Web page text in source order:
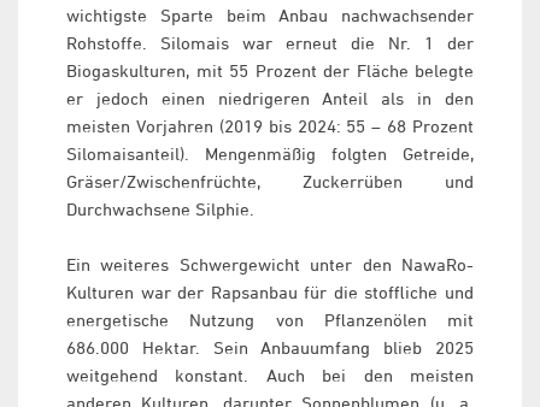
wichtigste Sparte beim Anbau nachwachsender
Rohstoffe. Silomais war erneut die Nr. 1 der
Biogaskulturen, mit 55 Prozent der Fläche belegte
er jedoch einen niedrigeren Anteil als in den
meisten Vorjahren (2019 bis 2024: 55 – 68 Prozent
Silomaisanteil). Mengenmäßig folgten Getreide,
Gräser/Zwischenfrüchte, Zuckerrüben und
Durchwachsene Silphie.
Ein weiteres Schwergewicht unter den NawaRo-
Kulturen war der Rapsanbau für die stoffliche und
energetische Nutzung von Pflanzenölen mit
686.000 Hektar. Sein Anbauumfang blieb 2025
weitgehend konstant. Auch bei den meisten
anderen Kulturen, darunter Sonnenblumen (u. a.